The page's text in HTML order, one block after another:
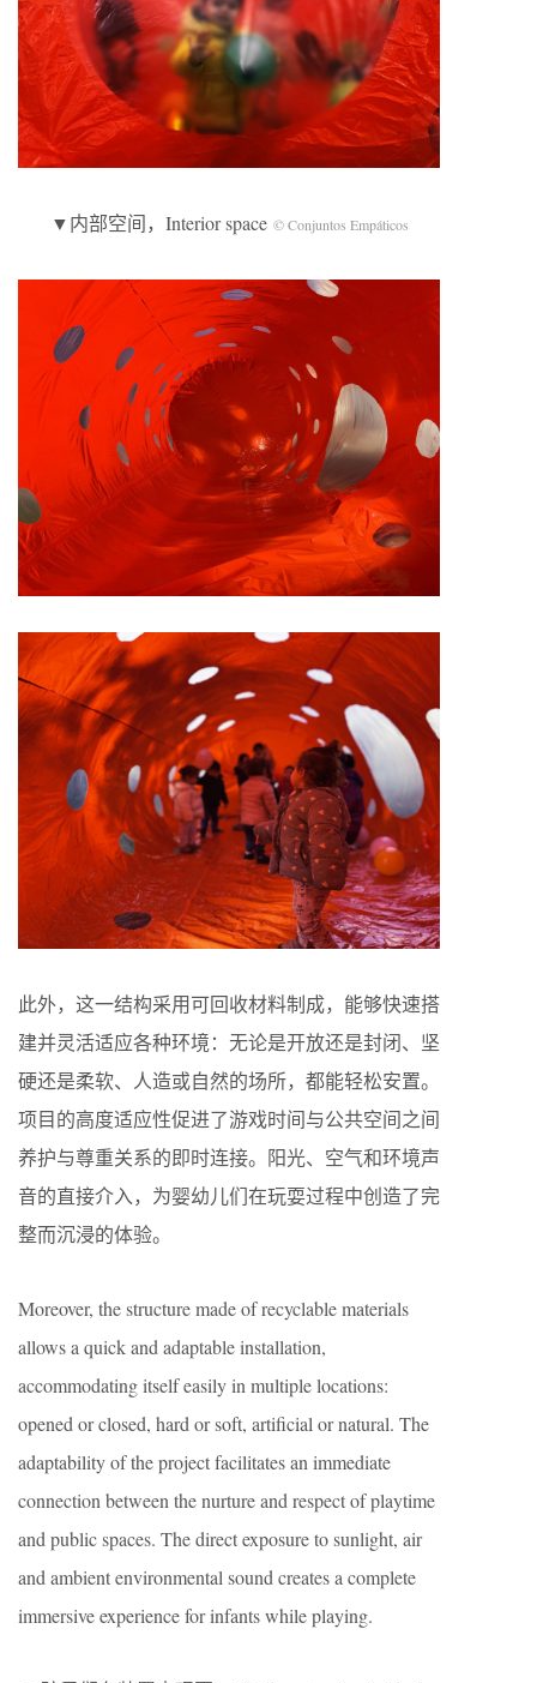
▼内部空间，Interior space © Conjuntos Empáticos
此外，这一结构采用可回收材料制成，能够快速搭
建并灵活适应各种环境：无论是开放还是封闭、坚
硬还是柔软、人造或自然的场所，都能轻松安置。
项目的高度适应性促进了游戏时间与公共空间之间
养护与尊重关系的即时连接。阳光、空气和环境声
音的直接介入，为婴幼儿们在玩耍过程中创造了完
整而沉浸的体验。
Moreover, the structure made of recyclable materials
allows a quick and adaptable installation,
accommodating itself easily in multiple locations:
opened or closed, hard or soft, artificial or natural. The
adaptability of the project facilitates an immediate
connection between the nurture and respect of playtime
and public spaces. The direct exposure to sunlight, air
and ambient environmental sound creates a complete
immersive experience for infants while playing.